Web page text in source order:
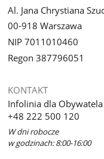
Al. Jana Chrystiana
00-918 Warszawa
NIP 7011010460
Regon 387796051
KONTAKT
Infolinia dla Obywatela
+48 222 500 120
W dni robocze
w godzinach: 8:00-16:00